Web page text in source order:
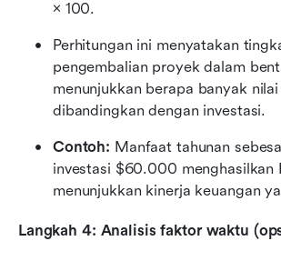
× 100.
Perhitungan ini menyatakan
pengembalian proyek dalam
menunjukkan berapa banyak
dibandingkan dengan investasi.
Contoh: Manfaat tahunan
investasi $60.000 menghasilkan
menunjukkan kinerja keuangan
Langkah 4: Analisis faktor waktu